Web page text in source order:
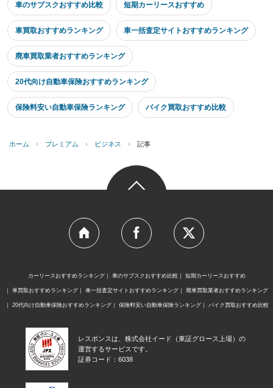
車のサブスクおすすめ比較 短期カーリースおすすめ
車買取おすすめランキング 車一括査定サイトおすすめランキング
廃車買取業者おすすめランキング
20代向け自動車保険おすすめランキング
保険料安い自動車保険ランキング バイク買取おすすめ比較
ホーム › プレミアム › ビジネス › 記事
カーリースおすすめランキング 車のサブスクおすすめ比較 短期カーリースおすすめ
車買取おすすめランキング 車一括査定サイトおすすめランキング 廃車買取業者おすすめランキング
20代向け自動車保険おすすめランキング 保険料安い自動車保険ランキング バイク買取おすすめ比較
レスポンスは、株式会社イード（東証グロース上場）の
運営するサービスです。
証券コード：6038